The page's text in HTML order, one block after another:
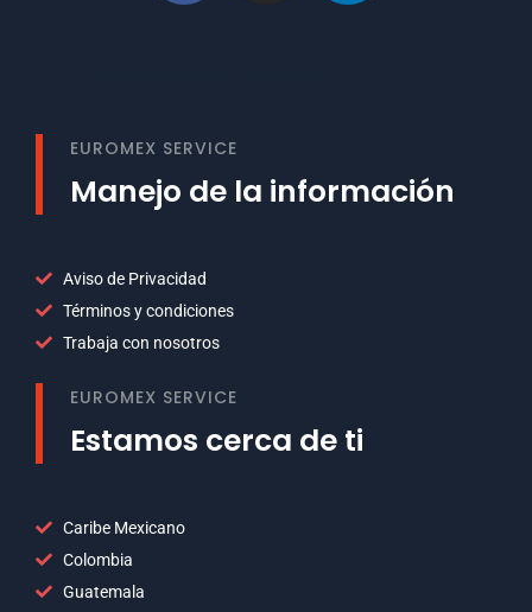
EUROMEX SERVICE
Manejo de la información
Aviso de Privacidad
Términos y condiciones
Trabaja con nosotros
EUROMEX SERVICE
Estamos cerca de ti
Caribe Mexicano
Colombia
Guatemala